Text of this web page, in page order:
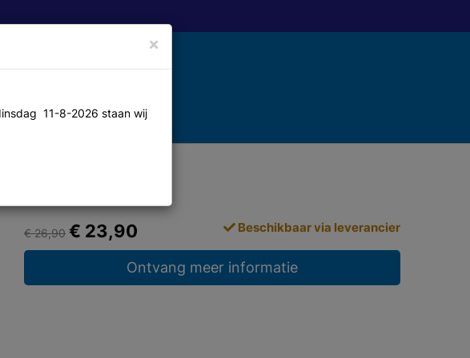
Contact
€ 26,90 € 23,90 Beschikbaar via leverancier
Ontvang meer informatie
×
11-8-2026 staan wij